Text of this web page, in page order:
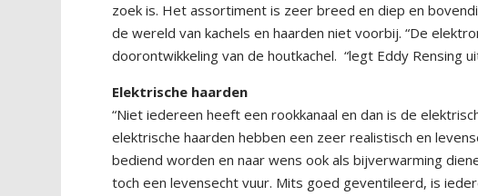
zoek is. Het assortiment is zeer breed en diep en
de wereld van kachels en haarden niet voorbij. “De
doorontwikkeling van de houtkachel. “legt Eddy Rensing
Elektrische haarden
“Niet iedereen heeft een rookkanaal en dan is de
elektrische haarden hebben een zeer realistisch en
bediend worden en naar wens ook als bijverwarming
toch een levensecht vuur. Mits goed geventileerd, is